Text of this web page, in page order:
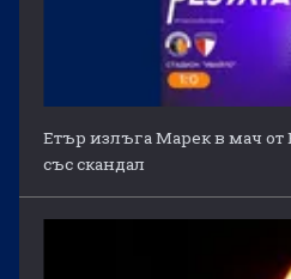
Етър излъга Марек в мач от
със скандал